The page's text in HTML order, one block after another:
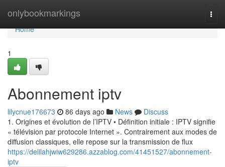
onlybookmarkings
Home
Home
1
Abonnement iptv
lilycnue176673 86 days ago News
Discuss
1. Origines et évolution de l’IPTV • Définition initiale : IPTV signifie
« télévision par protocole Internet ». Contrairement aux modes de
diffusion classiques, elle repose sur la transmission de flux
https://delilahjwiw629286.azzablog.com/41451527/abonnement-
iptv